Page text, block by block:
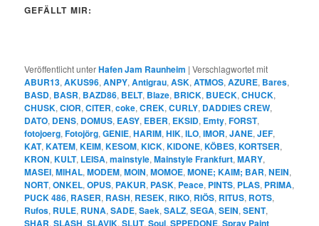
GEFÄLLT MIR:
Veröffentlicht unterHafen Jam Raunheim |Verschlagwortet mit
ABUR13,AKUS96,ANPY,Antigrau,ASK,ATMOS,AZURE, Bares,
BASD, BASR, BAZD86, BELT, Blaze, BRICK, BUECK,CHUCK,
CHUSK,CIOR,CITER,coke,CREK,CURLY, DADDIES CREW,
DATO, DENS, DOMUS, EASY, EBER, EKSID, Emty,FORST,
fotojoerg,Fotojörg,GENIE,HARIM,HIK,ILO,IMOR,JANE,JEF,
KAT,KATEM,KEIM,KESOM,KICK,KIDONE,KÖBES,KORTSER,
KRON,KULT, LEISA,mainstyle,Mainstyle Frankfurt,MARY,
MASEI,MIHAL,MODEM,MOIN,MOMOE,MONE; KAIM; BAR,NEIN,
NORT,ONKEL,OPUS, PAKUR, PASK, Peace, PINTS, PLAS, PRIMA,
PUCK 486, RASER, RASH, RESEK, RIKO, RIÖS, RITUS, ROTS,
Rufos, RULE, RUNA,SADE,Saek,SALZ,SEGA,SEIN,SENT,
SHAR,SLASH,SLAVIK,SLUT,Soul,SPPEDONE,Spray Paint